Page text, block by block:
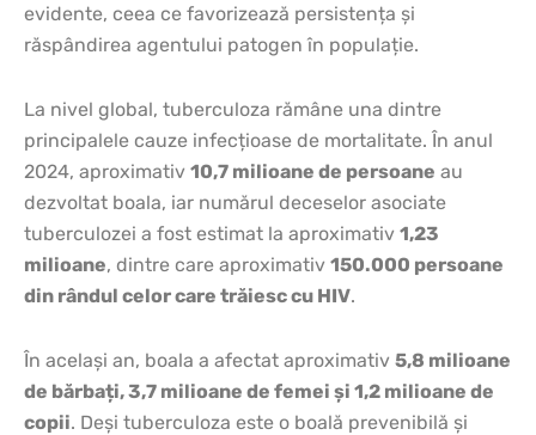
evidente, ceea ce favorizează persistența și
răspândirea agentului patogen în populație.
La nivel global, tuberculoza rămâne una dintre
principalele cauze infecțioase de mortalitate. În anul
2024, aproximativ 10,7 milioane de persoane au
dezvoltat boala, iar numărul deceselor asociate
tuberculozei a fost estimat la aproximativ 1,23
milioane, dintre care aproximativ 150.000 persoane
din rândul celor care trăiesc cu HIV.
În același an, boala a afectat aproximativ 5,8 milioane
de bărbați, 3,7 milioane de femei și 1,2 milioane de
copii. Deși tuberculoza este o boală prevenibilă și